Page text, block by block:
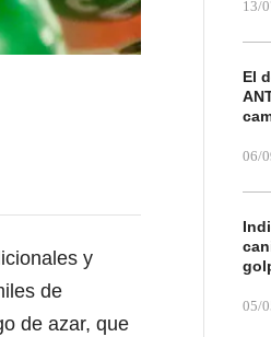
y
de
de azar, que
13/
El
06/
05/